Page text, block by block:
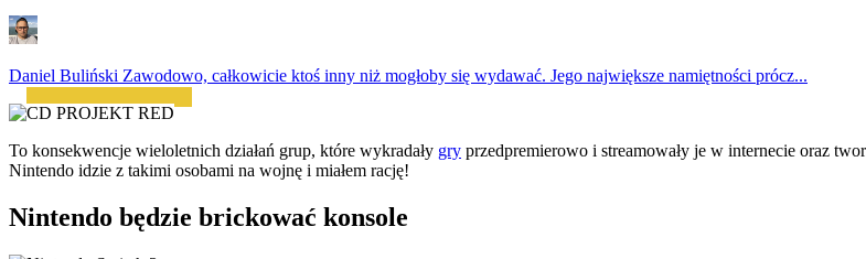
Daniel Buliński Zawodowo, całkowicie ktoś inny niż mogłoby się wydawać. Jego największe namiętności prócz...
To konsekwencje wieloletnich działań grup, które wykradały gry przedpremierowo i streamowały je w internecie oraz
Nintendo idzie z takimi osobami na wojnę i miałem rację!
Nintendo będzie brickować konsole